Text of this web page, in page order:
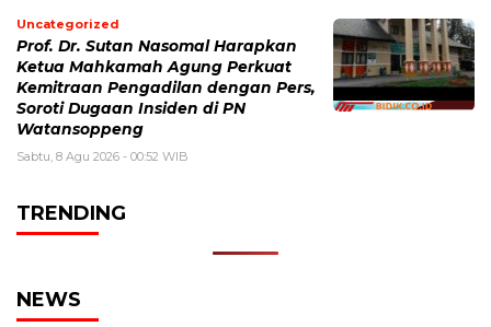
Uncategorized
Prof. Dr. Sutan Nasomal Harapkan
Ketua Mahkamah Agung Perkuat
Kemitraan Pengadilan dengan Pers,
Soroti Dugaan Insiden di PN
Watansoppeng
Sabtu, 8 Agu 2026 - 00:52 WIB
TRENDING
NEWS